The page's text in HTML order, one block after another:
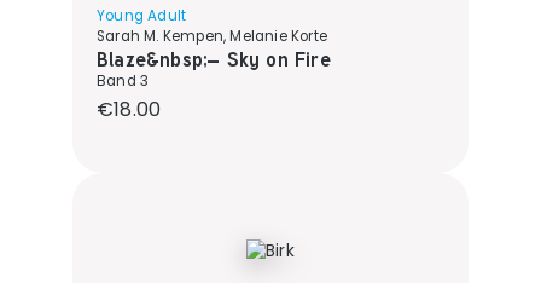
Young Adult
Sarah M. Kempen, Melanie Korte
Blaze&nbsp;– Sky on Fire
Band 3
Regular price:
€18.00